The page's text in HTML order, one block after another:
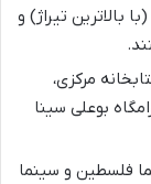
بالاترین تیراژ) و
مرکزی،
بوعلی سینا
فلسطین و سینما